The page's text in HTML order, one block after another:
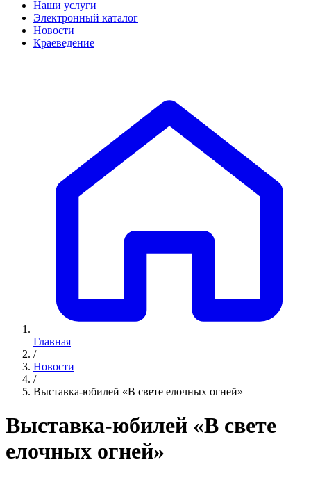
Наши услуги
Электронный каталог
Новости
Краеведение
Главная
/
Новости
/
Выставка-юбилей «В свете елочных огней»
Выставка-юбилей «В свете
елочных огней»